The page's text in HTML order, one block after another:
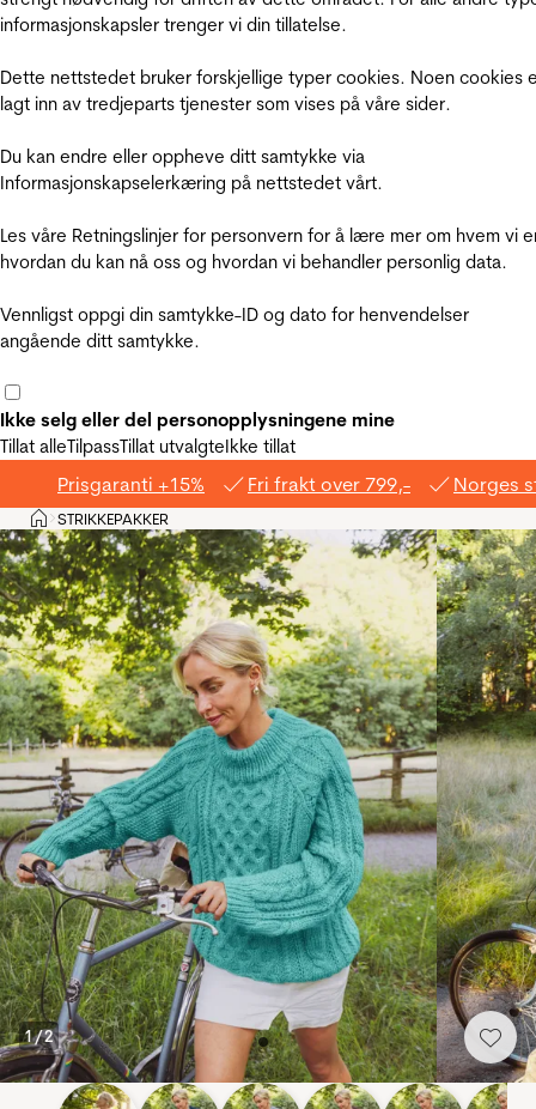
informasjonskapsler trenger vi din tillatelse.
Dette nettstedet bruker forskjellige typer cookies. Noen cookies
lagt inn av tredjeparts tjenester som vises på våre sider.
Du kan endre eller oppheve ditt samtykke via
Informasjonskapselerkæring på nettstedet vårt.
Les våre Retningslinjer for personvern for å lære mer om hvem vi
hvordan du kan nå oss og hvordan vi behandler personlig data.
Vennligst oppgi din samtykke-ID og dato for henvendelser
angående ditt samtykke.
Ikke selg eller del personopplysningene mine
Tillat alleTilpassTillat utvalgteIkke tillat
Prisgaranti +15% Fri frakt over 799,- Norges
Hjem
>STRIKKEPAKKER
1/2